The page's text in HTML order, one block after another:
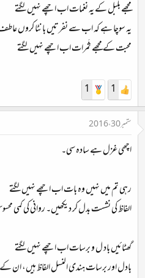
مجھے بلبل کے یہ نغمات اب اچھے نہیں لگتے
یہ سوچا ہے کہ اب سے نفرتیں بانٹا کروں
محبت کے مجھے ثَمرات اب اچھے نہیں لگتے
1
1
ستمبر 30، 2016
اچھی غزل ہے سادہ سی۔
رہی تم میں نہیں وہ بات اب اچھے نہیں لگتے
الفاظ کی نشست بدل کر دیکھیں۔ روانی کی کمی
گھٹائیں باد ل و برسات اب اچھے نہیں لگتے
بادل اور برسات ہندی النسل الفاظ ہیں،